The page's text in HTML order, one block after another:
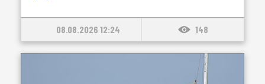
08.08.2026 12:24 148